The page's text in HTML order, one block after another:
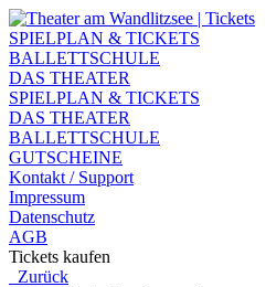
SPIELPLAN & TICKETS
BALLETTSCHULE
DAS THEATER
SPIELPLAN & TICKETS
DAS THEATER
BALLETTSCHULE
GUTSCHEINE
Kontakt / Support
Impressum
Datenschutz
AGB
Tickets kaufen
Zurück